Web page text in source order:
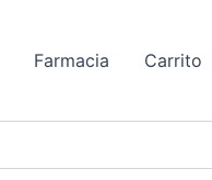
Farmacia Carrito